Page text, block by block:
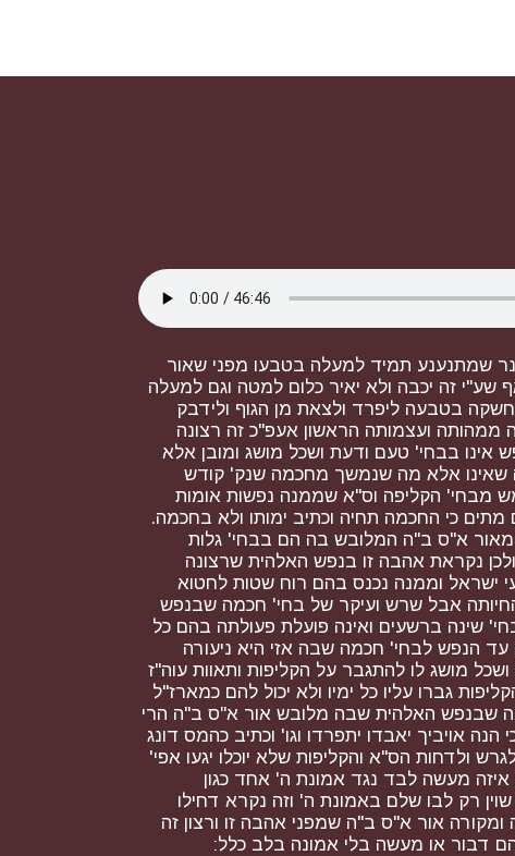
שמתנענע תמיד למעלה בטבעו מפני שאור
זה יכבה ולא יאיר כלום למטה וגם למעלה
בטבעה ליפרד ולצאת מן הגוף ולידבק
ועצמותה הראשון אעפ"כ זה רצונה
אינו בבחי' טעם ודעת ושכל מושג ומובן אלא
שאינו אלא מה שנמשך מחכמה שנק' קודש
מבחי' הקליפה וס"א שממנה נפשות אומות
מתים כי החכמה תחיה וכתיב ימותו ולא בחכמה.
מאור א"ס ב"ה המלובש בה הם בבחי' גלות
נקראת אהבה זו בנפש האלהית שרצונה
ישראל וממנה נכנס בהם רוח שטות לחטוא
אבל שרש ועיקר של בחי' חכמה שבנפש
שינה ברשעים ואינה פועלת פעולתה בהם כל
הנפש לבחי' חכמה שבה אזי היא ניעורה
מושג לו להתגבר על הקליפות ותאוות עוה"ז
גברו עליו כל ימיו ולא יכול להם כמארז"ל
שבנפש האלהית שבה מלובש אור א"ס ב"ה הרי
הנה אויביך יאבדו יתפרדו וגו' וכתיב כהמס דונג
ולדחות הס"א והקליפות שלא יוכלו יגעו אפי'
מעשה לבד נגד אמונת ה' אחד כגון
רק לבו שלם באמונת ה' וזה נקרא דחילו
אור א"ס ב"ה שמפני אהבה זו ורצון זה
דבור או מעשה בלי אמונה בלב כלל: